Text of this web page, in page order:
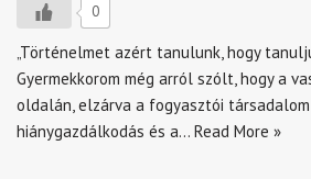
0
„Történelmet azért tanulunk, hogy
Gyermekkorom még arról szólt, hogy a
oldalán, elzárva a fogyasztói
hiánygazdálkodás és a… Read More »